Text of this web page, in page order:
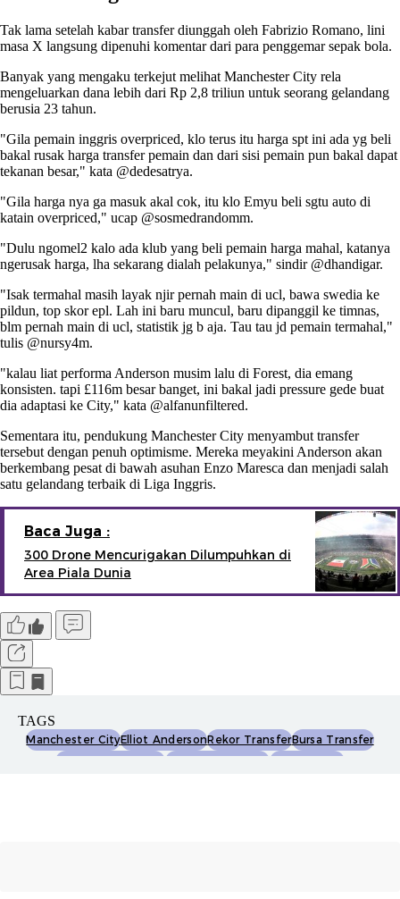
Tak lama setelah kabar transfer diunggah oleh Fabrizio Romano, lini
masa X langsung dipenuhi komentar dari para penggemar sepak bola.
Banyak yang mengaku terkejut melihat Manchester City rela
mengeluarkan dana lebih dari Rp 2,8 triliun untuk seorang gelandang
berusia 23 tahun.
"Gila pemain inggris overpriced, klo terus itu harga spt ini ada yg beli
bakal rusak harga transfer pemain dan dari sisi pemain pun bakal dapat
tekanan besar," kata @dedesatrya.
"Gila harga nya ga masuk akal cok, itu klo Emyu beli sgtu auto di
katain overpriced," ucap @sosmedrandomm.
"Dulu ngomel2 kalo ada klub yang beli pemain harga mahal, katanya
ngerusak harga, lha sekarang dialah pelakunya," sindir @dhandigar.
"Isak termahal masih layak njir pernah main di ucl, bawa swedia ke
pildun, top skor epl. Lah ini baru muncul, baru dipanggil ke timnas,
blm pernah main di ucl, statistik jg b aja. Tau tau jd pemain termahal,"
tulis @nursy4m.
"kalau liat performa Anderson musim lalu di Forest, dia emang
konsisten. tapi £116m besar banget, ini bakal jadi pressure gede buat
dia adaptasi ke City," kata @alfanunfiltered.
Sementara itu, pendukung Manchester City menyambut transfer
tersebut dengan penuh optimisme. Mereka meyakini Anderson akan
berkembang pesat di bawah asuhan Enzo Maresca dan menjadi salah
satu gelandang terbaik di Liga Inggris.
Baca Juga :
300 Drone Mencurigakan Dilumpuhkan di
Area Piala Dunia
TAGS
Manchester CityElliot AndersonRekor TransferBursa Transfer
Nottingham Forest Sepak Bola Inggris Nilai Transfer